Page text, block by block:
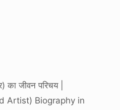
का जीवन परिचय |
Artist) Biography in